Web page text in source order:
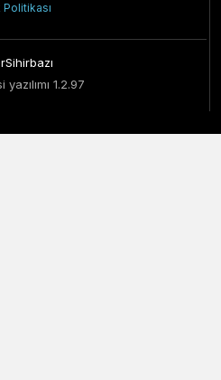
Politikası
1.2.97